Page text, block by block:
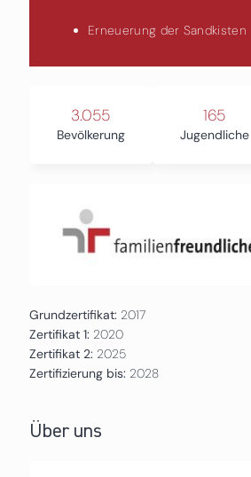
Erneuerung der Sandkisten
3.055
Bevölkerung
165
Jugendliche
Grundzertifikat: 2017
Zertifikat 1: 2020
Zertifikat 2: 2025
Zertifizierung bis: 2028
Über uns